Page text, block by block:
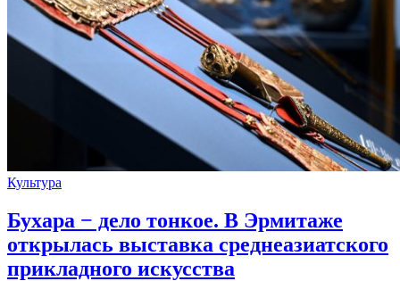
Культура
Бухара − дело тонкое. В Эрмитаже
открылась выставка среднеазиатского
прикладного искусства